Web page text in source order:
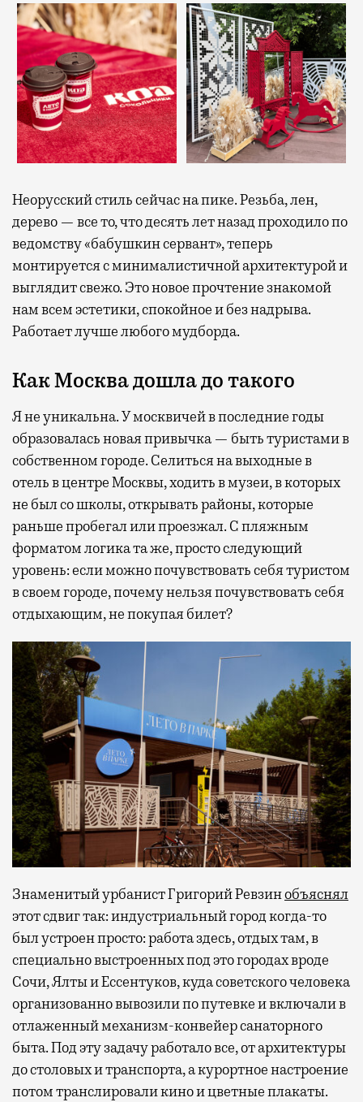
Неорусский стиль сейчас на пике. Резьба, лен,
дерево — все то, что десять лет назад проходило по
ведомству «бабушкин сервант», теперь
монтируется с минималистичной архитектурой и
выглядит свежо. Это новое прочтение знакомой
нам всем эстетики, спокойное и без надрыва.
Работает лучше любого мудборда.
Как Москва дошла до такого
Я не уникальна. У москвичей в последние годы
образовалась новая привычка — быть туристами в
собственном городе. Селиться на выходные в
отель в центре Москвы, ходить в музеи, в которых
не был со школы, открывать районы, которые
раньше пробегал или проезжал. С пляжным
форматом логика та же, просто следующий
уровень: если можно почувствовать себя туристом
в своем городе, почему нельзя почувствовать себя
отдыхающим, не покупая билет?
Знаменитый урбанист Григорий Ревзинобъяснял
этот сдвиг так: индустриальный город когда-то
был устроен просто: работа здесь, отдых там, в
специально выстроенных под это городах вроде
Сочи, Ялты и Ессентуков, куда советского человека
организованно вывозили по путевке и включали в
отлаженный механизм-конвейер санаторного
быта. Под эту задачу работало все, от архитектуры
до столовых и транспорта, а курортное настроение
потом транслировали кино и цветные плакаты.